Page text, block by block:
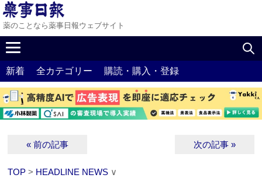
薬のことなら薬事日報ウェブサイト
新着 全カテゴリー 購読・購入・登録
« 前の記事 次の記事 »
TOP > HEADLINE NEWS ∨